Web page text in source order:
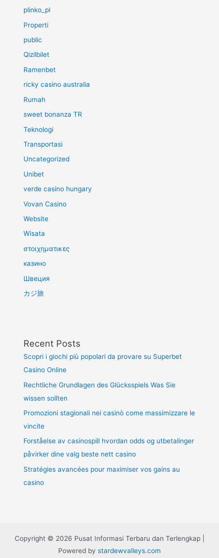
plinko_pl
Properti
public
Qizilbilet
Ramenbet
ricky casino australia
Rumah
sweet bonanza TR
Teknologi
Transportasi
Uncategorized
Unibet
verde casino hungary
Vovan Casino
Website
Wisata
στοιχηματικες
казино
Швеция
カジ旅
Recent Posts
Scopri i giochi più popolari da provare su Superbet
Casino Online
Rechtliche Grundlagen des Glücksspiels Was Sie
wissen sollten
Promozioni stagionali nei casinò come massimizzare le
vincite
Forståelse av casinospill hvordan odds og utbetalinger
påvirker dine valg beste nett casino
Stratégies avancées pour maximiser vos gains au
casino
Copyright © 2026 Pusat Informasi Terbaru dan Terlengkap |
Powered by stardewvalleys.com